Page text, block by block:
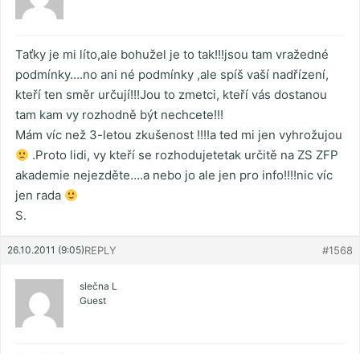
Taťky je mi líto,ale bohužel je to tak!!!jsou tam vražedné
podmínky….no ani né podmínky ,ale spíš vaší nadřízení,
kteří ten směr určují!!!Jou to zmetci, kteří vás dostanou
tam kam vy rozhodně být nechcete!!!
Mám víc než 3-letou zkušenost !!!!a ted mi jen vyhrožujou
.Proto lidi, vy kteří se rozhodujetetak určitě na ZS ZFP
akademie nejezděte….a nebo jo ale jen pro info!!!!nic víc
jen rada
S.
26.10.2011 (9:05) #1568
REPLY
slečna L
Guest